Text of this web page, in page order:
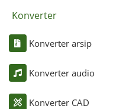
Konverter
Konverter arsip
Konverter audio
Konverter CAD